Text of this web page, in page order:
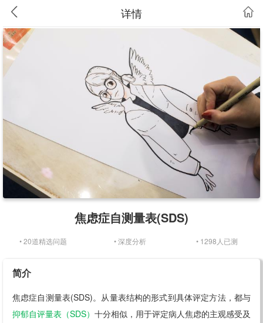
详情
焦虑症自测量表(SDS)
• 20道精选问题 • 深度分析 • 1298人已测
简介
焦虑症自测量表(SDS)。从量表结构的形式到具体评定方法，都与
抑郁自评量表（SDS） 十分相似，用于评定病人焦虑的主观感受及